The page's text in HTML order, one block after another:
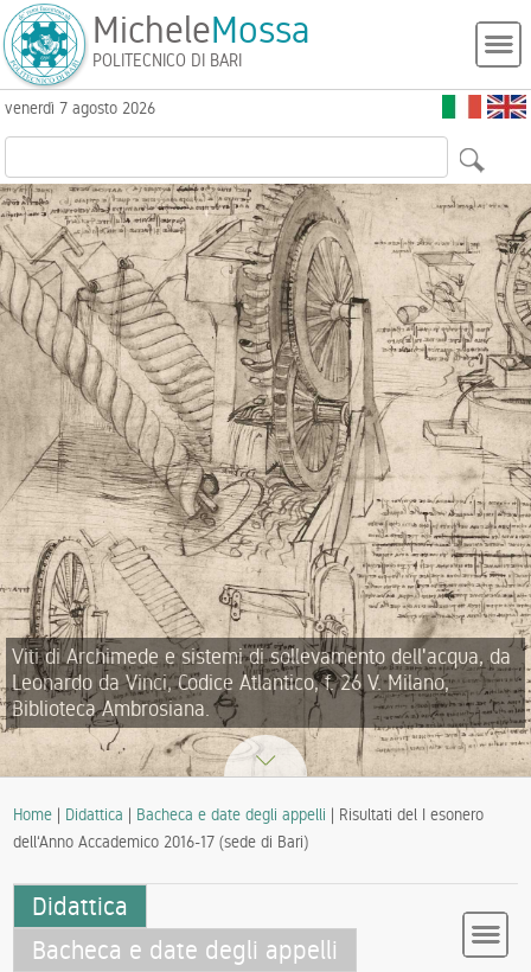
MicheleMossa
POLITECNICO DI BARI
venerdì 7 agosto 2026
Viti di Archimede e sistemi di sollevamento dell'acqua, da
Leonardo da Vinci, Codice Atlantico, f. 26 V. Milano,
Biblioteca Ambrosiana.
Home | Didattica | Bacheca e date degli appelli | Risultati del I esonero
dell‘Anno Accademico 2016-17 (sede di Bari)
Didattica
Bacheca e date degli appelli